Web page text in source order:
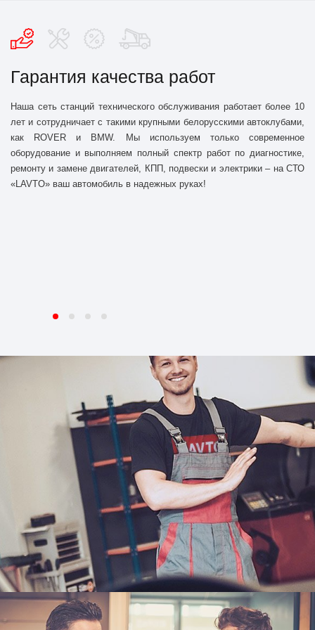
Гарантия качества работ
Наша сеть станций технического обслуживания работает более 10
лет и сотрудничает с такими крупными белорусскими автоклубами,
как ROVER и BMW. Мы используем только современное
оборудование и выполняем полный спектр работ по диагностике,
ремонту и замене двигателей, КПП, подвески и электрики – на СТО
«LAVTO» ваш автомобиль в надежных руках!